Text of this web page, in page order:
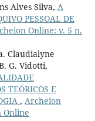
Alves Silva, A
PESSOAL DE
Online: v. 5 n.
Claudialyne
G. Vidotti,
TEÓRICOS E
, Archeion
Online